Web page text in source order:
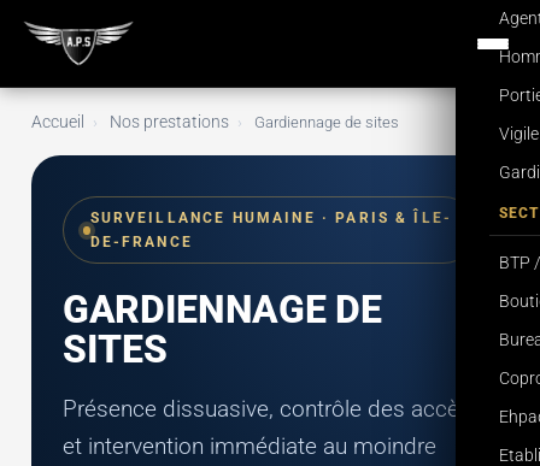
BTP
Accueil › Nos prestations › Gardiennage de sites
SURVEILLANCE HUMAINE · PARIS & ÎLE-
DE-FRANCE
GARDIENNAGE DE
SITES
Présence dissuasive, contrôle des accès
et intervention immédiate au moindre